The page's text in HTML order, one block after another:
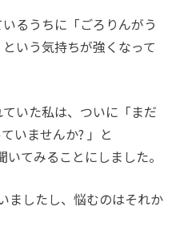
るうちに「ごろりんがう
いう気持ちが強くなって
いた私は、ついに「まだ
いませんか? 」と
てみることにしました。
ましたし、悩むのはそれか